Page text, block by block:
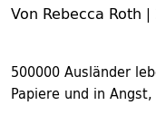
Von Rebecca Roth |
500000 Ausländer
Papiere und in